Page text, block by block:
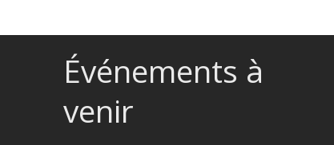
Événements à
venir